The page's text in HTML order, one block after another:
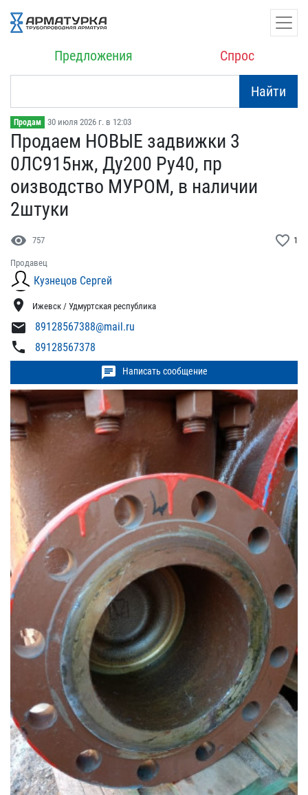
Предложения Спрос
Найти
Продам 30 июля 2026 г. в 12:03
Продаем НОВЫЕ задвижки 3​
0ЛС915нж, Ду200 Ру40, пр​
оизводство МУРОМ, в нали​чии
2штуки
visibility 757 favorite_border 1
Продавец
Кузнецов Сергей
location_on Ижевск / Удмуртская республика
mail 89128567388@mail.ru
phone 89128567378
chat Написать сообщение